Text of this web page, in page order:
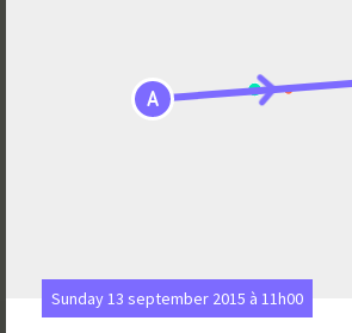
A
Sunday 13 september 2015 à 11h00